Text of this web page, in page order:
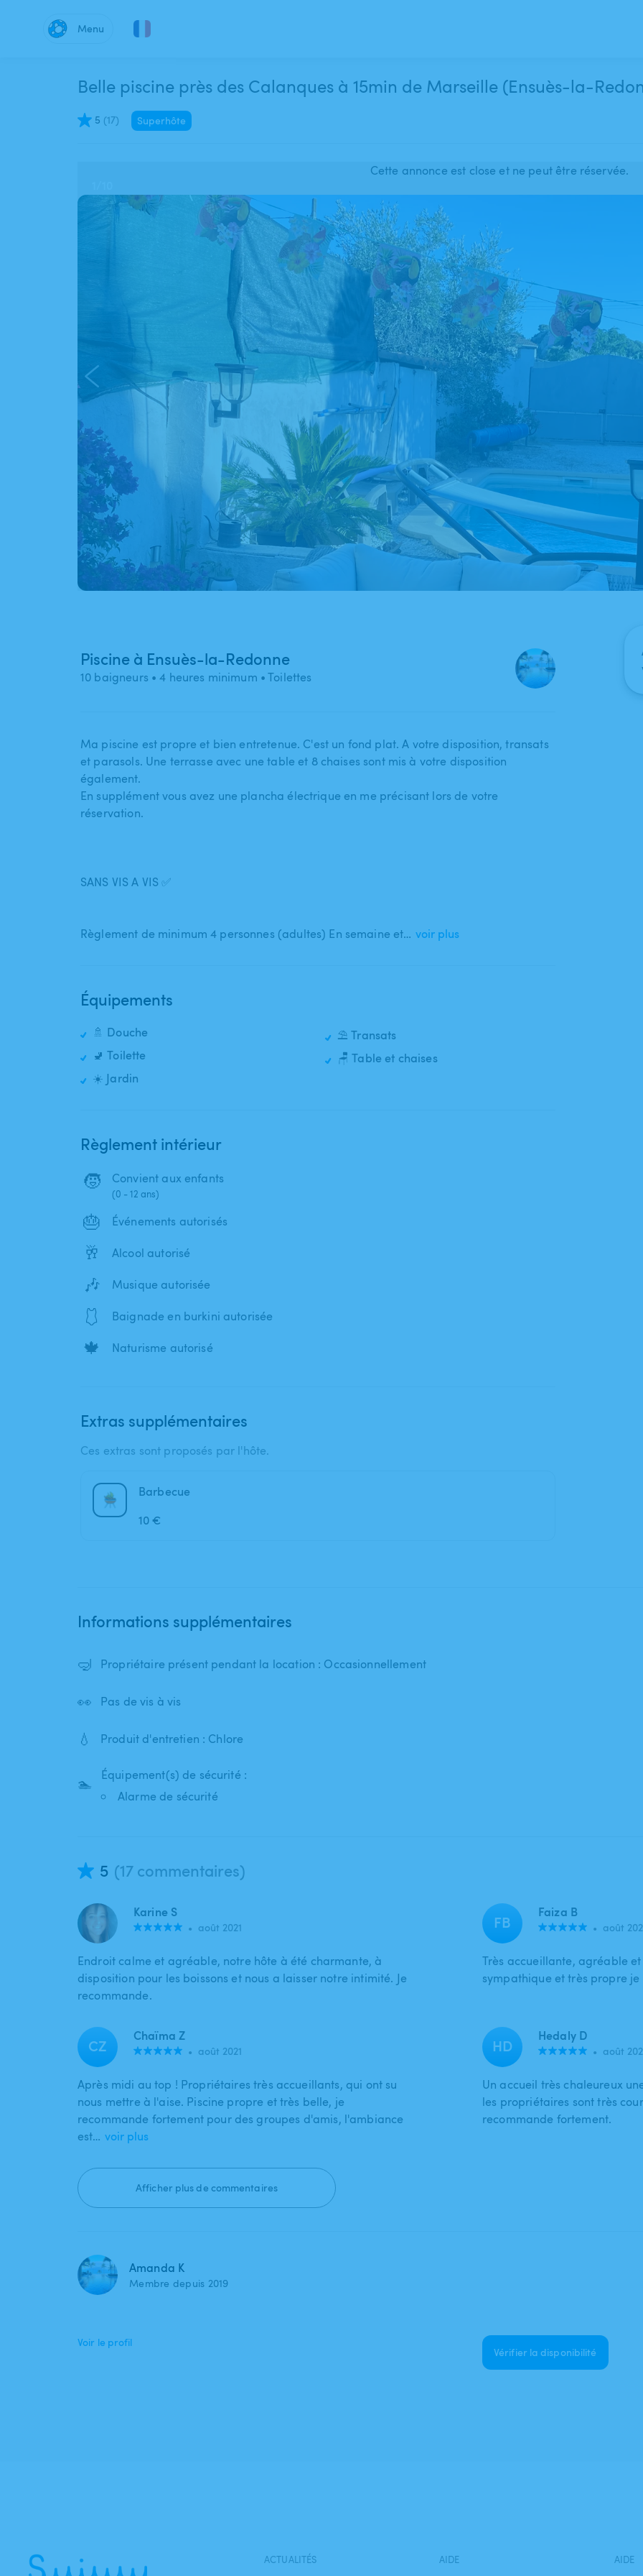
Menu
Belle piscine près des Calanques à 15min de Marseille (Ensuès-la-
5 (17) Superhôte
Cette annonce est close et ne peut être réservée.
Piscine à Ensuès-la-Redonne
10 baigneurs • 4 heures minimum • Toilettes
Ma piscine est propre et bien entretenue. C'est un fond plat. A votre disposition​,​ transats
et parasols. Une terrasse avec une table et 8 chaises sont mis à votre disposition
également.
En supplément vous avez une plancha électrique en me précisant lors de votre
réservation.
SANS VIS A VIS ✅
Règlement de minimum 4 personnes (adultes) En semaine et… voir plus
Équipements
🚿 Douche
🚽 Toilette
☀️ Jardin
⛱️ Transats
🪑 Table et chaises
Règlement intérieur
🧒 Convient aux enfants
(0 - 12 ans)
🎂 Événements autorisés
🥂 Alcool autorisé
🎶 Musique autorisée
🩱 Baignade en burkini autorisée
🍁 Naturisme autorisé
Extras supplémentaires
Ces extras sont proposés par l'hôte.
Barbecue
10 €
Informations supplémentaires
🤿 Propriétaire présent pendant la location : Occasionnellement
👀 Pas de vis à vis
💧 Produit d'entretien : Chlore
🏊
Équipement(s) de sécurité :
Alarme de sécurité
5 (17 commentaires)
Karine S
• août 2021
Endroit calme et agréable, notre hôte à été charmante, à
disposition pour les boissons et nous a laisser notre intimité. Je
recommande.
FB Faiza B
• août
Très accueillante, agréable
sympathique et très propre
CZ Chaïma Z
• août 2021
Après midi au top ! Propriétaires très accueillants, qui ont su
nous mettre à l'aise. Piscine propre et très belle, je
recommande fortement pour des groupes d'amis, l'ambiance
est… voir plus
HD Hedaly D
• août
Un accueil très chaleureux
les propriétaires sont très
recommande fortement.
Afficher plus de commentaires
Amanda K
Membre depuis 2019
Voir le profil
Vérifier la disponibilité
ACTUALITÉS AIDE AIDE